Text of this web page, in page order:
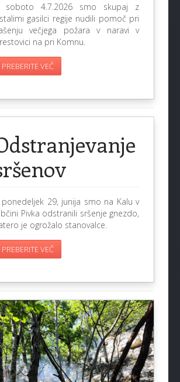
soboto 4.7.2026 smo skupaj z
gasilci regije nudili pomoč pri
večjega požara v naravi v
na pri Komnu.
PREBERITE VEČ
ponedeljek 29, junija smo na Kalu v
Pivka odstranili sršenje gnezdo,
je ogrožalo stanovalce.
PREBERITE VEČ